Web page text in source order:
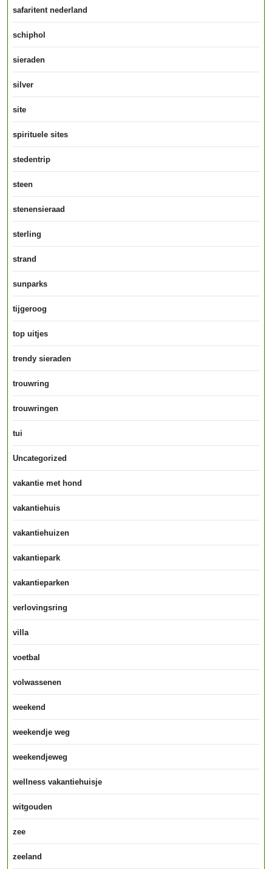
safaritent nederland
schiphol
sieraden
silver
site
spirituele sites
stedentrip
steen
stenensieraad
sterling
strand
sunparks
tijgeroog
top uitjes
trendy sieraden
trouwring
trouwringen
tui
Uncategorized
vakantie met hond
vakantiehuis
vakantiehuizen
vakantiepark
vakantieparken
verlovingsring
villa
voetbal
volwassenen
weekend
weekendje weg
weekendjeweg
wellness vakantiehuisje
witgouden
zee
zeeland